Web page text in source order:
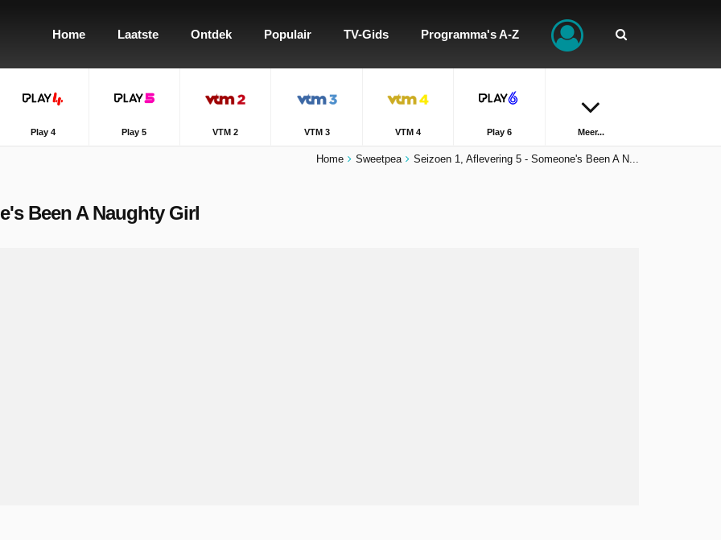
Home Laatste Ontdek Populair TV-Gids Programma's A-Z
Play 4 Play 5 VTM 2 VTM 3 VTM 4 Play 6 Meer...
Home Sweetpea Seizoen 1, Aflevering 5 - Someone's Been A N...
Been A Naughty Girl